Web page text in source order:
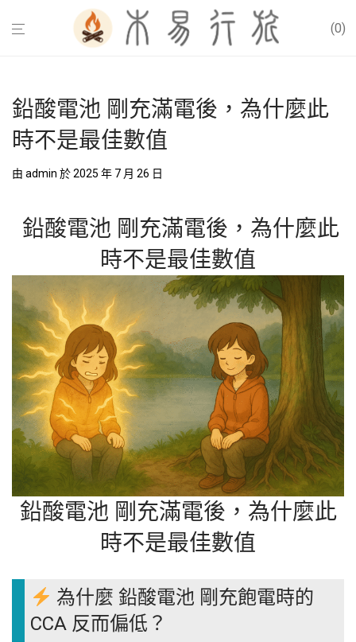
0
鉛酸電池 剛充滿電後，為什麼此
時不是最佳數值
由 admin 於 2025 年 7 月 26 日
鉛酸電池 剛充滿電後，為什麼此
時不是最佳數值
鉛酸電池 剛充滿電後，為什麼此
時不是最佳數值
為什麼 鉛酸電池 剛充飽電時的
CCA 反而偏低？